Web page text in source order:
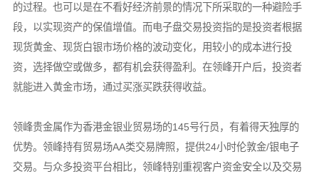
的过程。也可以是在不看好经济前景的情况下所采取的一种避险手
段，以实现资产的保值增值。而电子盘交易投资指的是投资者根据
现货黄金、现货白银市场价格的波动变化，用较小的成本进行投
资，选择做空或做多，都有机会获得盈利。在领峰开户后，投资者
就能进入黄金市场，通过买涨买跌获得收益。
领峰贵金属作为香港金银业贸易场的145号行员，有着得天独厚的
优势。领峰持有贸易场AA类交易牌照，提供24小时伦敦金/银电子
交易。与众多投资平台相比，领峰特别重视客户资金安全以及交易